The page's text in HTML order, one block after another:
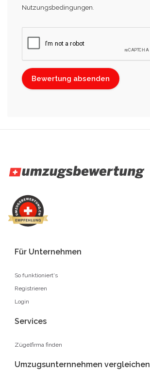
Nutzungsbedingungen
Für Unternehmen
So funktioniert's
Registrieren
Login
Services
Zügelfirma finden
Umzugsunternnehmen vergleichen